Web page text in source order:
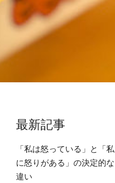
最新記事
「私は怒っている」と「私
に怒りがある」の決定的な
違い